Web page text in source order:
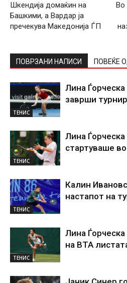
Шкендија домаќин на
Башкими, а Вардар ја
пречекува Македонија ЃП
Во
ПОВРЗАНИ НАПИСИ ПОВЕЌЕ
ТЕНИС
Лина
заврши
ТЕНИС
Лина
стартуваше
ТЕНИС
Калин
настапот на
ТЕНИС
Лина
на ВТА